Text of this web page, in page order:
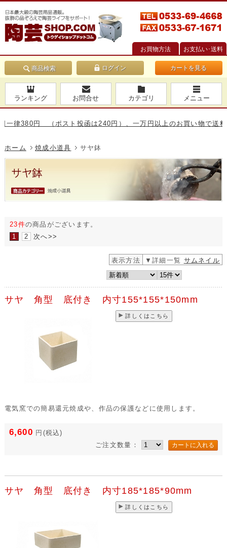
お買物方法 お支払い･送料
商品検索 カートを見る
ランキング お問合せ カテゴリ メニュー
円 （ポスト投函は240円）、一万円以上のお買い物で送料無料
ホーム 焼成小道具 サヤ鉢
23件の商品がございます。
1
2 次へ>>
表示方法 ▼詳細一覧 サムネイル
サヤ 角型 底付き 内寸155*155*150mm
詳しくはこちら
電気窯での簡易還元焼成や、作品の保護などに使用します。
6,600 円 (税込)
ご注文数量：
サヤ 角型 底付き 内寸185*185*90mm
詳しくはこちら